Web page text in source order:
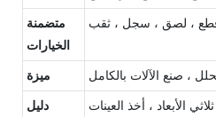
متضمنة
الخيارات
، لصق ، سجل ، ثقب
ميزة
، صنع الآلات بالكامل
دليل
الأبعاد ، أخذ العينات